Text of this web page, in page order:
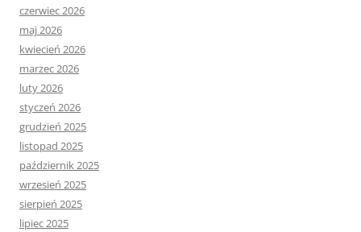
czerwiec 2026
maj 2026
kwiecień 2026
marzec 2026
luty 2026
styczeń 2026
grudzień 2025
listopad 2025
październik 2025
wrzesień 2025
sierpień 2025
lipiec 2025